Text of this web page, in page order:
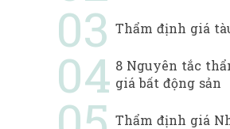
Thẩm định giá
8 Nguyên tắc
giá bất động sản
Thẩm định giá